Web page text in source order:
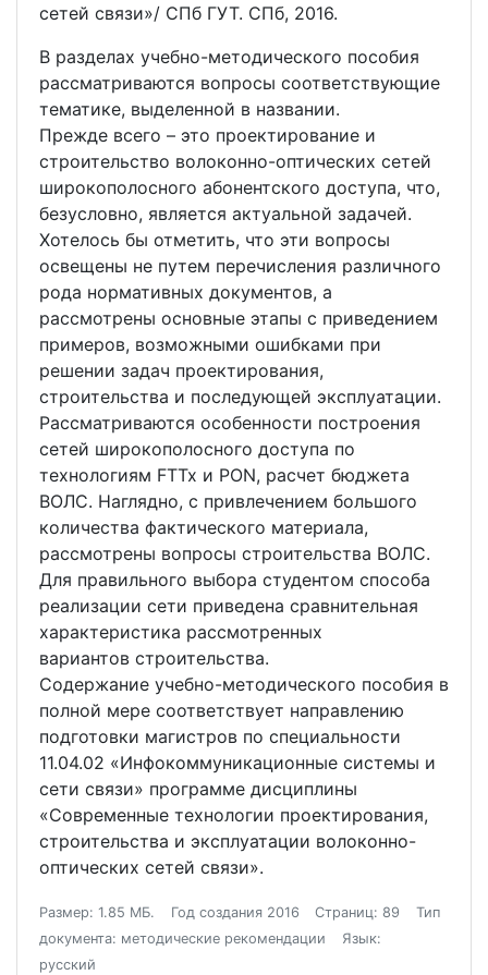
сетей связи»/ СПб ГУТ. СПб, 2016.
В разделах учебно-методического пособия
рассматриваются вопросы соответствующие
тематике, выделенной в названии.
Прежде всего – это проектирование и
строительство волоконно-оптических сетей
широкополосного абонентского доступа, что,
безусловно, является актуальной задачей.
Хотелось бы отметить, что эти вопросы
освещены не путем перечисления различного
рода нормативных документов, а
рассмотрены основные этапы с приведением
примеров, возможными ошибками при
решении задач проектирования,
строительства и последующей эксплуатации.
Рассматриваются особенности построения
сетей широкополосного доступа по
технологиям FTTx и PON, расчет бюджета
ВОЛС. Наглядно, с привлечением большого
количества фактического материала,
рассмотрены вопросы строительства ВОЛС.
Для правильного выбора студентом способа
реализации сети приведена сравнительная
характеристика рассмотренных
вариантов строительства.
Содержание учебно-методического пособия в
полной мере соответствует направлению
подготовки магистров по специальности
11.04.02 «Инфокоммуникационные системы и
сети связи» программе дисциплины
«Современные технологии проектирования,
строительства и эксплуатации волоконно-
оптических сетей связи».
Размер: 1.85 МБ. Год создания 2016 Страниц: 89
Тип
документа: методические рекомендации
Язык:
русский